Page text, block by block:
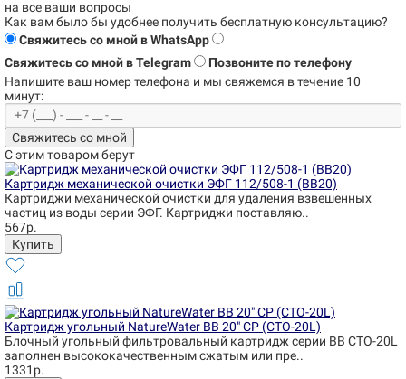
на все ваши вопросы
Как вам было бы удобнее получить бесплатную консультацию?
Свяжитесь со мной в WhatsApp
Свяжитесь со мной в Telegram
Позвоните по телефону
Напишите ваш номер телефона и мы свяжемся в течение 10
минут:
Свяжитесь со мной
С этим товаром берут
Картридж механической очистки ЭФГ 112/508-1 (BB20)
Картриджи механической очистки для удаления взвешенных
частиц из воды серии ЭФГ. Картриджи поставляю..
567р.
Картридж угольный NatureWater BB 20" CP (CTO-20L)
Блочный угольный фильтровальный картридж серии BB CTO-20L
заполнен высококачественным сжатым или пре..
1331р.